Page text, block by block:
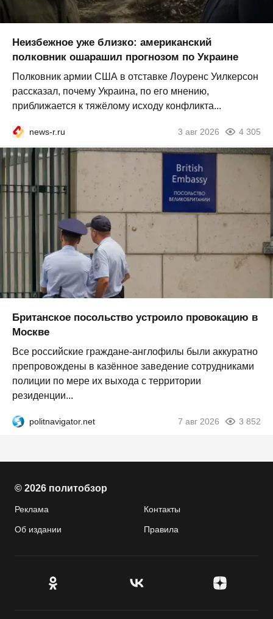
Неизбежное уже близко: американский
полковник ошарашил прогнозом по Украине
Полковник армии США в отставке Лоуренс Уилкерсон
рассказал, почему Украина, по его мнению,
приближается к тяжёлому исходу конфликта...
news-r.ru 3 авг 2026 4 305
Британское посольство устроило провокацию в
Москве
Все российские граждане-англофилы были аккуратно
препровождены в казённое заведение сотрудниками
полиции по мере их выхода с территории
резиденции...
politnavigator.net 7 авг 2026 3 852
© 2026 политобзор
Реклама Контакты
Об издании Правила